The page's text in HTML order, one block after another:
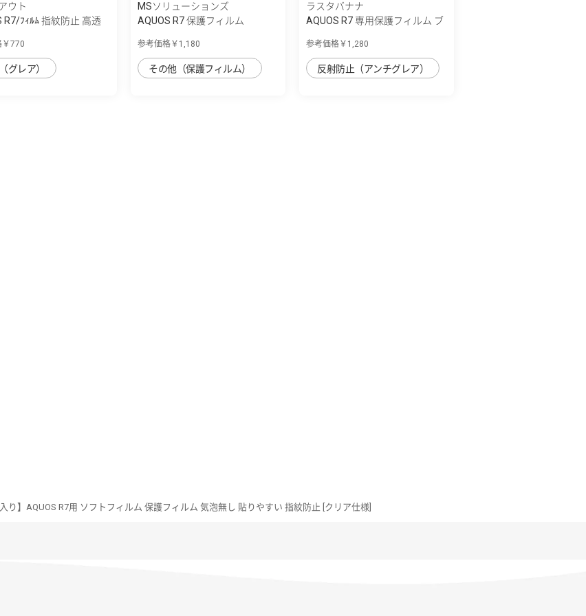
ウト
R7/ﾌｨﾙﾑ 指紋防止 高透
￥770
グレア）
MSソリューションズ
AQUOS R7 保護フィルム
参考価格￥1,180
その他（保護フィルム）
ラスタバナナ
AQUOS R7 専用保護フィルム ブ
参考価格￥1,280
反射防止（アンチグレア）
り】AQUOS R7用 ソフトフィルム 保護フィルム 気泡無し 貼りやすい 指紋防止 [クリア仕様]